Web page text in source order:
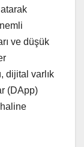
ve düşük
dijital varlık
(DApp)